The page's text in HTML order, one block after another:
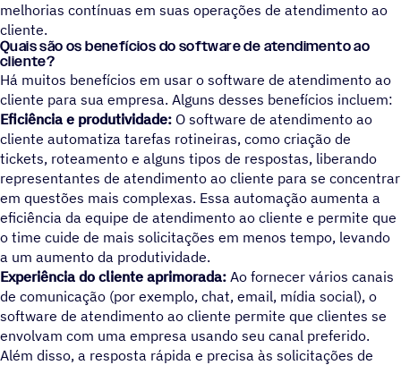
melhorias contínuas em suas operações de atendimento ao
cliente.
Quais são os benefícios do software de atendimento ao
cliente?
Há muitos benefícios em usar o software de atendimento ao
cliente para sua empresa. Alguns desses benefícios incluem:
Eficiência e produtividade: O software de atendimento ao
cliente automatiza tarefas rotineiras, como criação de
tickets, roteamento e alguns tipos de respostas, liberando
representantes de atendimento ao cliente para se concentrar
em questões mais complexas. Essa automação aumenta a
eficiência da equipe de atendimento ao cliente e permite que
o time cuide de mais solicitações em menos tempo, levando
a um aumento da produtividade.
Experiência do cliente aprimorada: Ao fornecer vários canais
de comunicação (por exemplo, chat, email, mídia social), o
software de atendimento ao cliente permite que clientes se
envolvam com uma empresa usando seu canal preferido.
Além disso, a resposta rápida e precisa às solicitações de